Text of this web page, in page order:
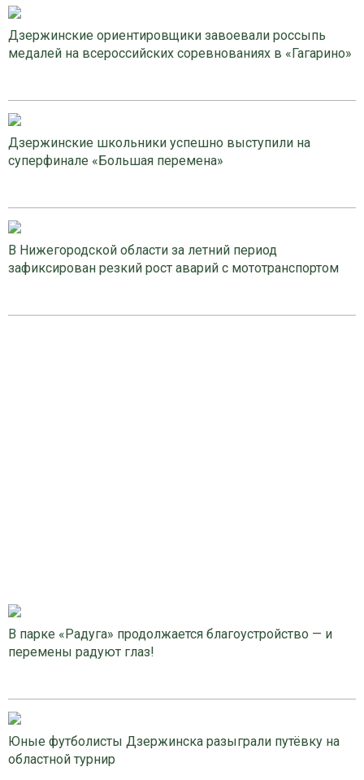
Дзержинские ориентировщики завоевали россыпь
медалей на всероссийских соревнованиях в «Гагарино»
Дзержинские школьники успешно выступили на
суперфинале «Большая перемена»
В Нижегородской области за летний период
зафиксирован резкий рост аварий с мототранспортом
В парке «Радуга» продолжается благоустройство — и
перемены радуют глаз!
Юные футболисты Дзержинска разыграли путёвку на
областной турнир